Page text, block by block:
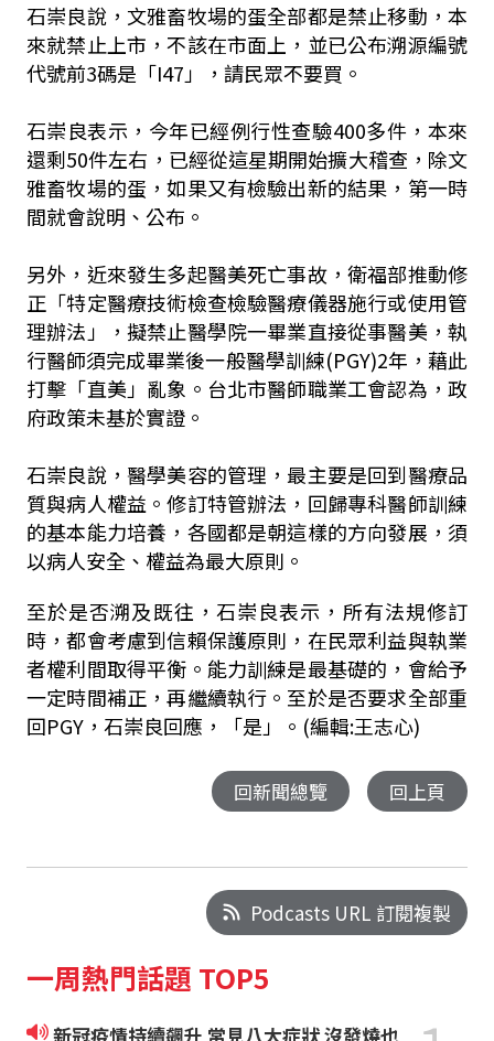
石崇良說，文雅畜牧場的蛋全部都是禁止移動，本
來就禁止上市，不該在市面上，並已公布溯源編號
代號前3碼是「I47」，請民眾不要買。
石崇良表示，今年已經例行性查驗400多件，本來
還剩50件左右，已經從這星期開始擴大稽查，除文
雅畜牧場的蛋，如果又有檢驗出新的結果，第一時
間就會說明、公布。
另外，近來發生多起醫美死亡事故，衛福部推動修
正「特定醫療技術檢查檢驗醫療儀器施行或使用管
理辦法」，擬禁止醫學院一畢業直接從事醫美，執
行醫師須完成畢業後一般醫學訓練(PGY)2年，藉此
打擊「直美」亂象。台北市醫師職業工會認為，政
府政策未基於實證。
石崇良說，醫學美容的管理，最主要是回到醫療品
質與病人權益。修訂特管辦法，回歸專科醫師訓練
的基本能力培養，各國都是朝這樣的方向發展，須
以病人安全、權益為最大原則。
至於是否溯及既往，石崇良表示，所有法規修訂
時，都會考慮到信賴保護原則，在民眾利益與執業
者權利間取得平衡。能力訓練是最基礎的，會給予
一定時間補正，再繼續執行。至於是否要求全部重
回PGY，石崇良回應，「是」。(編輯:王志心)
回新聞總覽 回上頁
Podcasts URL 訂閱複製
一周熱門話題 TOP5
新冠疫情持續飆升 常見八大症狀 沒發燒也